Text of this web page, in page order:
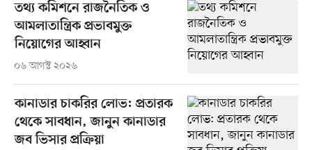
তথ্য কমিশনে রাজনৈতিক ও
আমলাতান্ত্রিক প্রভাবমুক্ত
নিয়োগের আহ্বান
০৬ আগস্ট ২০২৬
কানাডার চাকরির লোভ: প্রতারক
থেকে সাবধান, জানুন কানাডার
জব ভিসার প্রক্রিয়া